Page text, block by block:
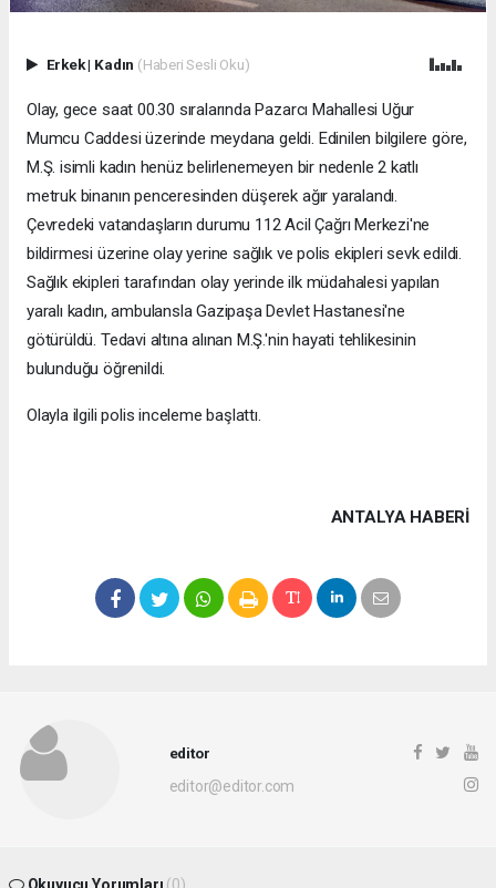
Erkek| Kadın (Haberi Sesli Oku)
Olay, gece saat 00.30 sıralarında Pazarcı Mahallesi Uğur
Mumcu Caddesi üzerinde meydana geldi. Edinilen bilgilere göre,
M.Ş. isimli kadın henüz belirlenemeyen bir nedenle 2 katlı
metruk binanın penceresinden düşerek ağır yaralandı.
Çevredeki vatandaşların durumu 112 Acil Çağrı Merkezi'ne
bildirmesi üzerine olay yerine sağlık ve polis ekipleri sevk edildi.
Sağlık ekipleri tarafından olay yerinde ilk müdahalesi yapılan
yaralı kadın, ambulansla Gazipaşa Devlet Hastanesi'ne
götürüldü. Tedavi altına alınan M.Ş.'nin hayati tehlikesinin
bulunduğu öğrenildi.
Olayla ilgili polis inceleme başlattı.
ANTALYA HABERİ
editor
editor@editor.com